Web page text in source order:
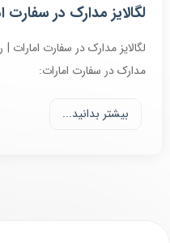
لگالایز مدارک در سفارت
لگالایز مدارک در سفارت امارات |
مدارک در سفارت امارات:
بیشتر بدانید...